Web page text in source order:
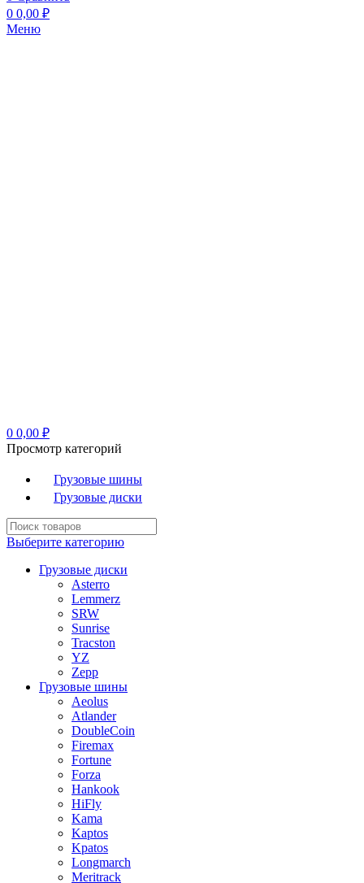
0 0,00 ₽
Меню
0 0,00 ₽
Просмотр категорий
Грузовые шины
Грузовые диски
Выберите категорию
Грузовые диски
Asterro
Lemmerz
SRW
Sunrise
Tracston
YZ
Zepp
Грузовые шины
Aeolus
Atlander
DoubleCoin
Firemax
Fortune
Forza
Hankook
HiFly
Kama
Kaptos
Kpatos
Longmarch
Meritrack